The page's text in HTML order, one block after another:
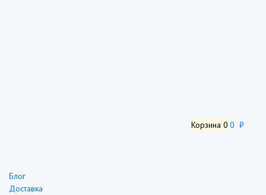
Корзина 0 0 ₽
Блог
Доставка